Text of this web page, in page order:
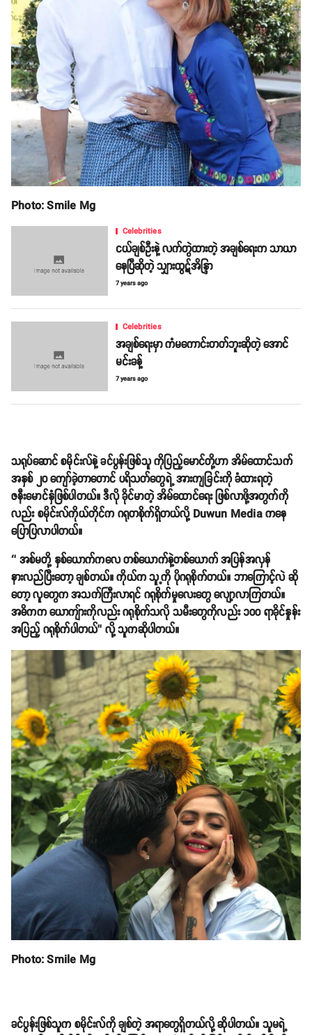
Photo: Smile Mg
Celebrities
ငယ်ချစ်ဦးနဲ့ လက်တွဲထားတဲ့ အချစ်ရေးက သာယာ
နေပြီဆိုတဲ့ သျှားထွဋ်အိန္ဒြာ
7 years ago
Celebrities
အချစ်ရေးမှာ ကံမကောင်းတတ်ဘူးဆိုတဲ့ အောင်
မင်းခန့်
7 years ago
သရုပ်ဆောင် စမိုင်းလ်နဲ့ ခင်ပွန်းဖြစ်သူ ကိုပြည့်မောင်တို့ဟာ အိမ်ထောင်သက်
အနှစ် ၂၀ ကျော်ခဲ့တာတောင် ပရိသတ်တွေရဲ့ အားကျခြင်းကို ခံထားရတဲ့
ဇနီးမောင်နှံဖြစ်ပါတယ်။ ဒီလို ခိုင်မာတဲ့ အိမ်ထောင်ရေး ဖြစ်လာဖို့အတွက်ကို
လည်း စမိုင်းလ်ကိုယ်တိုင်က ဂရုတစိုက်ရှိတယ်လို့ Duwun Media ကနေ
ပြောပြလာပါတယ်။
‘’ အစ်မတို့ နှစ်ယောက်ကလေ တစ်ယောက်နဲ့တစ်ယောက် အပြန်အလှန်
နားလည်ပြီးတော့ ချစ်တယ်။ ကိုယ်က သူ့ကို ပိုဂရုစိုက်တယ်။ ဘာကြောင့်လဲ ဆို
တော့ လူတွေက အသက်ကြီးလာရင် ဂရုစိုက်မှုလေးတွေ လျော့လာကြတယ်။
အဓိကက ယောကျ်ားကိုလည်း ဂရုစိုက်သလို သမီးတွေကိုလည်း ၁၀၀ ရာခိုင်နှုန်း
အပြည့် ဂရုစိုက်ပါတယ်’’ လို့ သူကဆိုပါတယ်။
Photo: Smile Mg
ခင်ပွန်းဖြစ်သူက စမိုင်းလ်ကို ချစ်တဲ့ အရာတွေရှိတယ်လို့ ဆိုပါတယ်။ သူမရဲ့